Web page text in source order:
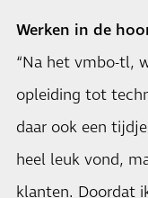
Werken in de
“Na het vmbo-tl,
opleiding tot
daar ook een
heel leuk vond,
klanten. Doordat